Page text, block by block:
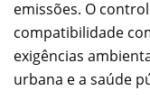
emissões. O
compatibilidade
exigências
urbana e a saúde